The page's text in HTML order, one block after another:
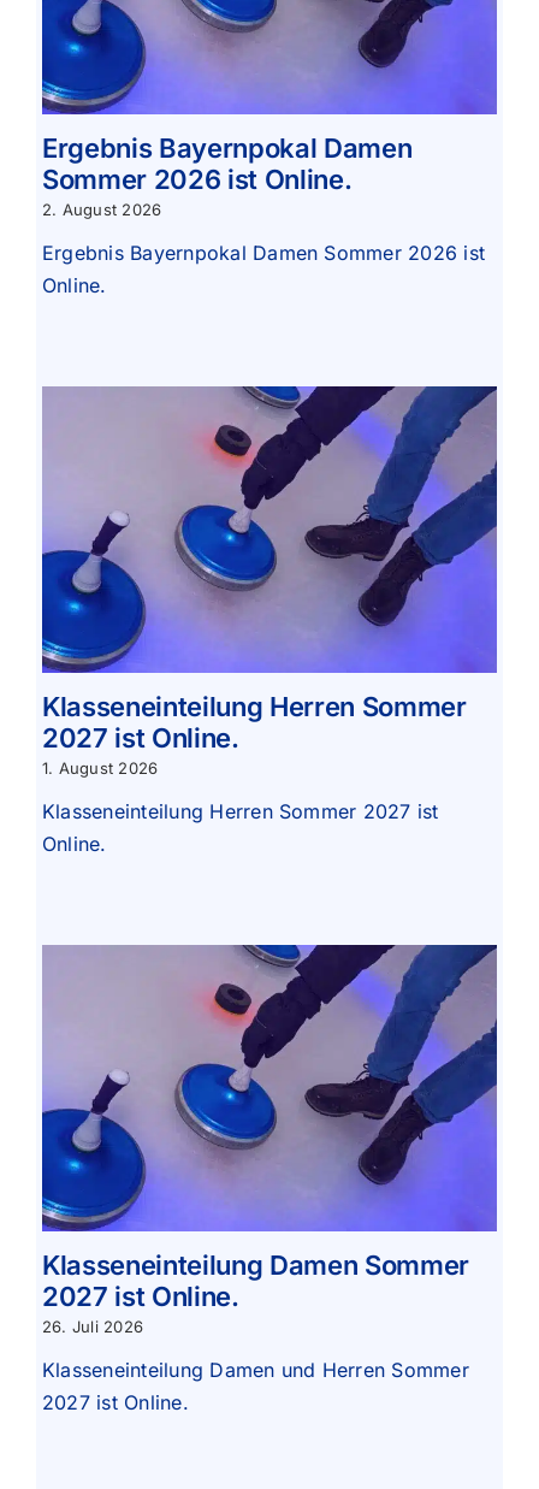
Ergebnis Bayernpokal Damen
Sommer 2026 ist Online.
2. August 2026
Ergebnis Bayernpokal Damen Sommer 2026 ist
Online.
Klasseneinteilung Herren Sommer
2027 ist Online.
1. August 2026
Klasseneinteilung Herren Sommer 2027 ist
Online.
Klasseneinteilung Damen Sommer
2027 ist Online.
26. Juli 2026
Klasseneinteilung Damen und Herren Sommer
2027 ist Online.